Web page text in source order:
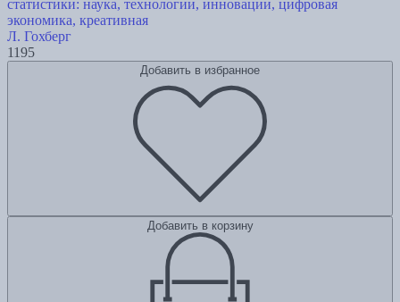
статистики: наука, технологии, инновации, цифровая
экономика, креативная
Л. Гохберг
1195
Добавить в избранное
Добавить в корзину